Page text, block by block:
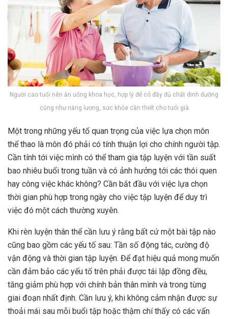
Người cao tuổi nên ăn uống khoa học, hợp lý để có đầy đủ chất dinh dưỡng
cũng như năng lượng, sức khỏe cần thiết cho tuổi già
Một trong những yếu tố quan trọng của việc lựa chọn môn
thể thao là môn đó phải có tính thuận lợi cho chính người tập.
Cần tính tới việc mình có thể tham gia tập luyện với tần suất
bao nhiêu buổi trong tuần và có ảnh hưởng tới các thói quen
hay công việc khác không? Cần bắt đầu với việc lựa chọn
thời gian phù hợp trong ngày cho việc tập luyện để duy trì
việc đó một cách thường xuyên.
Khi rèn luyện thân thể cần lưu ý rằng bất cứ một bài tập nào
cũng bao gồm các yếu tố sau: Tần số động tác, cường độ
vận động và thời gian tập luyện. Để đạt hiệu quả mong muốn
cần đảm bảo các yếu tố trên phải được tái lặp đồng đều,
tăng giảm phù hợp với chính bản thân mình và trong từng
giai đoạn nhất định. Cần lưu ý, khi không cảm nhận được sự
thoải mái sau mỗi buổi tập hoặc thậm chí thấy có các vấn